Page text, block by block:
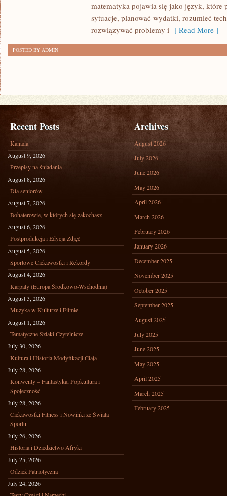
matematyka pojawia się jako język, które
sytuacje, planować wydatki, rozumieć
rozwiązywać problemy i [ Read More ]
POSTED BY ADMIN
Recent Posts
Kanada
August 9, 2026
Przepisy na śniadania
August 8, 2026
Dla seniorów
August 7, 2026
Bohaterowie, w których się zakochasz
August 6, 2026
Postprodukcja i Edycja Zdjęć
August 5, 2026
Sportowe Ciekawostki i Rekordy
August 4, 2026
Karpaty (Europa Środkowo-Wschodnia)
August 3, 2026
Muzyka w Kulturze i Filmie
August 1, 2026
Tematyczne Szlaki Czytelnicze
July 30, 2026
Kultura i Historia Modyfikacji Ciała
July 28, 2026
Konwenty – Fantastyka, Popkultura i
Społeczność
July 28, 2026
Ciekawostki Fitness i Nowinki ze Świata
Sportu
July 26, 2026
Historia i Dziedzictwo Afryki
July 25, 2026
Odzież Patriotyczna
July 24, 2026
Archives
August 2026
July 2026
June 2026
May 2026
April 2026
March 2026
February 2026
January 2026
December 2025
November 2025
October 2025
September 2025
August 2025
July 2025
June 2025
May 2025
April 2025
March 2025
February 2025